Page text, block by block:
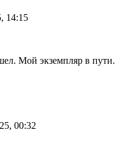
14:15
Мой экземпляр в пути.
00:32